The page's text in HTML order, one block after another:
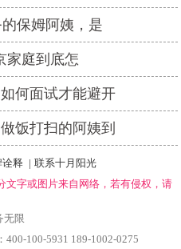
保姆阿姨，是
家庭到底怎
何面试才能避开
饭打扫的阿姨到
诠释 | 联系十月阳光
文字或图片来自网络，若有侵权，请
无限
400-100-5931 189-1002-0275